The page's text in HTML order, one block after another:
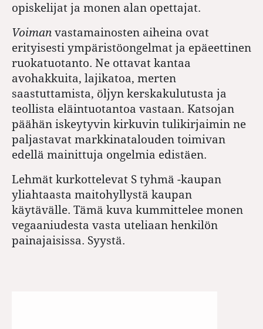
opiskelijat ja monen alan opettajat.
Voiman vastamainosten aiheina ovat
erityisesti ympäristöongelmat ja epäeettinen
ruokatuotanto. Ne ottavat kantaa
avohakkuita, lajikatoa, merten
saastuttamista, öljyn kerskakulutusta ja
teollista eläintuotantoa vastaan. Katsojan
päähän iskeytyvin kirkuvin tulikirjaimin ne
paljastavat markkinatalouden toimivan
edellä mainittuja ongelmia edistäen.
Lehmät kurkottelevat S tyhmä -kaupan
yliahtaasta maitohyllystä kaupan
käytävälle. Tämä kuva kummittelee monen
vegaaniudesta vasta uteliaan henkilön
painajaisissa. Syystä.